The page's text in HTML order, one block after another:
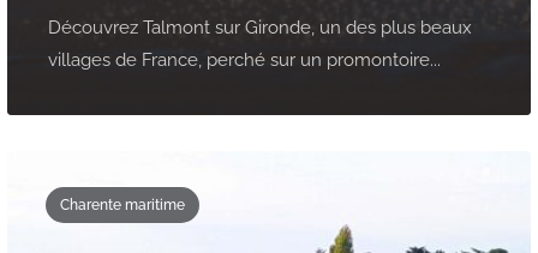
Découvrez Talmont sur Gironde, un des plus beaux
villages de France, perché sur un promontoire...
Charente maritime